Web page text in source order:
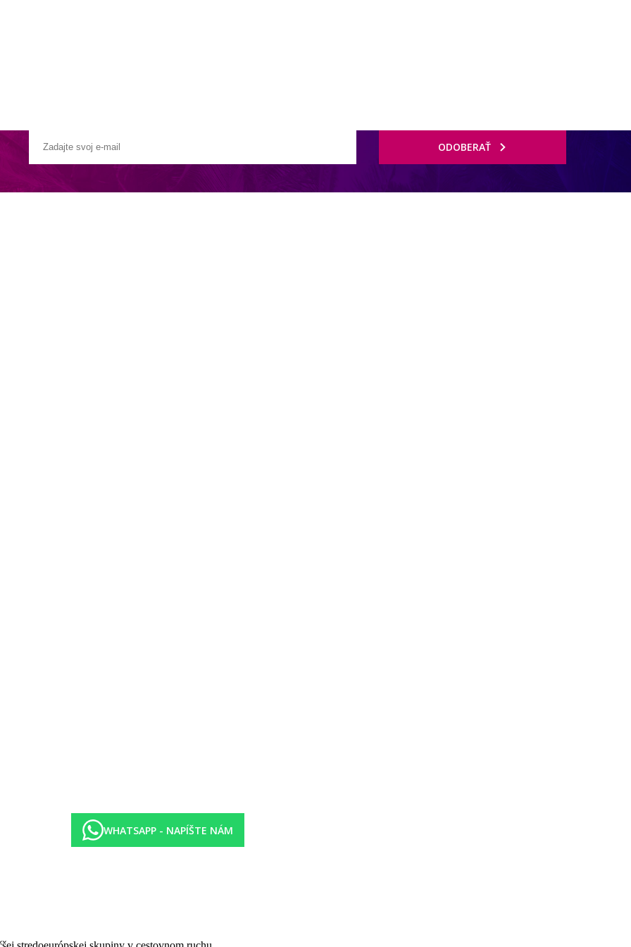
prístupom k hlavným obchodným a nákupným centrám a atrakciám pre voľný čas.
ODOBERAŤ
WHATSAPP - NAPÍŠTE NÁM